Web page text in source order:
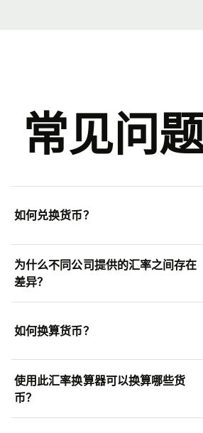
常见问
如何兑换货币？
为什么不同公司提供的汇率之间存在
差异？
如何换算货币？
使用此汇率换算器可以换算哪些货
币？